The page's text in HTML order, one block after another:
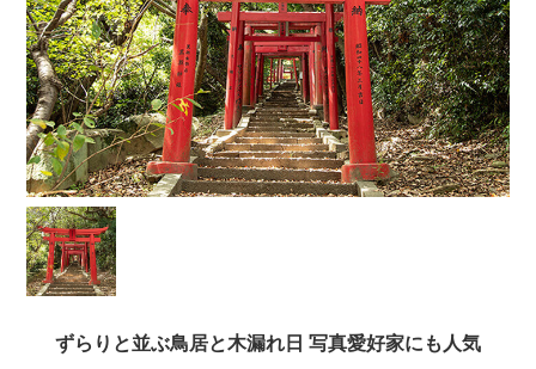
ずらりと並ぶ鳥居と木漏れ日 写真愛好家にも人気